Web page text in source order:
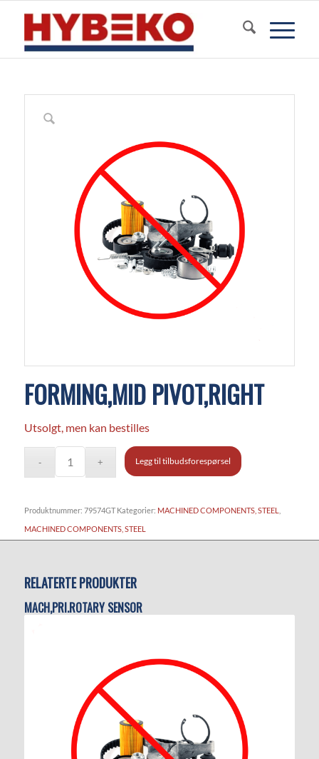
FORMING,MID PIVOT,RIGHT
Utsolgt, men kan bestilles
Legg til tilbudsforespørsel
Produktnummer: 79574GT Kategorier: MACHINED COMPONENTS, STEEL
MACHINED COMPONENTS, STEEL
RELATERTE PRODUKTER
MACH,PRI.ROTARY SENSOR